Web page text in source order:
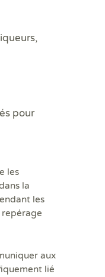
pour
les
la
les
aux
lié